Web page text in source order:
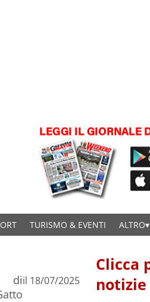
TURISMO & EVENTI ALTRO
diil 18/07/2025
Clicca
notizie